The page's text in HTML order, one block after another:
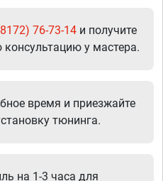
76-73-14 и получите
у мастера.
время и приезжайте
тюнинга.
на 1-3 часа для